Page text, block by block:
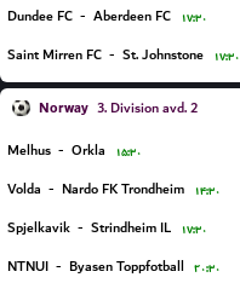
Dundee FC - Aberdeen FC ۱۷:۳۰
Saint Mirren FC - St. Johnstone ۱۷:۳۰
Norway 3. Division avd. 2
Melhus - Orkla ۱۵:۳۰
Volda - Nardo FK Trondheim ۱۴:۳۰
Spjelkavik - Strindheim IL ۱۷:۳۰
NTNUI - Byasen Toppfotball ۲۰:۳۰